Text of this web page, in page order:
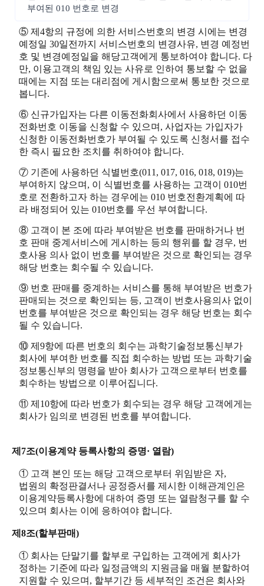
부여된 010 번호로 변경
⑤ 제4항의 규정에 의한 서비스번호의 변경 시에는 변경
예정일 30일전까지 서비스번호의 변경사유, 변경 예정번
호 및 변경예정일을 해당고객에게 통보하여야 합니다. 다
만, 이용고객의 책임 있는 사유로 인하여 통보할 수 없을
때에는 지점 또는 대리점에 게시함으로써 통보한 것으로
봅니다.
⑥ 신규가입자는 다른 이동전화회사에서 사용하던 이동
전화번호 이동을 신청할 수 있으며, 사업자는 가입자가
신청한 이동전화번호가 부여될 수 있도록 신청서를 접수
한 즉시 필요한 조치를 취하여야 합니다.
⑦ 기존에 사용하던 식별번호(011, 017, 016, 018, 019)는
부여하지 않으며, 이 식별번호를 사용하는 고객이 010번
호로 전환하고자 하는 경우에는 010 번호전환계획에 따
라 배정되어 있는 010번호를 우선 부여합니다.
⑧ 고객이 본 조에 따라 부여받은 번호를 판매하거나 번
호 판매 중계서비스에 게시하는 등의 행위를 할 경우, 번
호사용 의사 없이 번호를 부여받은 것으로 확인되는 경우
해당 번호는 회수될 수 있습니다.
⑨ 번호 판매를 중계하는 서비스를 통해 부여받은 번호가
판매되는 것으로 확인되는 등, 고객이 번호사용의사 없이
번호를 부여받은 것으로 확인되는 경우 해당 번호는 회수
될 수 있습니다.
⑩ 제9항에 따른 번호의 회수는 과학기술정보통신부가
회사에 부여한 번호를 직접 회수하는 방법 또는 과학기술
정보통신부의 명령을 받아 회사가 고객으로부터 번호를
회수하는 방법으로 이루어집니다.
⑪ 제10항에 따라 번호가 회수되는 경우 해당 고객에게는
회사가 임의로 변경된 번호를 부여합니다.
제7조(이용계약 등록사항의 증명· 열람)
① 고객 본인 또는 해당 고객으로부터 위임받은 자,
법원의 확정판결서나 공정증서를 제시한 이해관계인은
이용계약등록사항에 대하여 증명 또는 열람청구를 할 수
있으며 회사는 이에 응하여야 합니다.
제8조(할부판매)
① 회사는 단말기를 할부로 구입하는 고객에게 회사가
정하는 기준에 따라 일정금액의 지원금을 매월 분할하여
지원할 수 있으며, 할부기간 등 세부적인 조건은 회사와